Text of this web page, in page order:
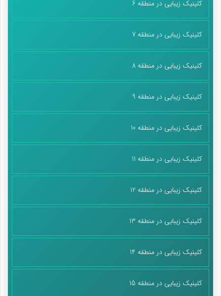
کلینیک زیبایی در منطقه 6
کلینیک زیبایی در منطقه 7
کلینیک زیبایی در منطقه 8
کلینیک زیبایی در منطقه 9
کلینیک زیبایی در منطقه 10
کلینیک زیبایی در منطقه 11
کلینیک زیبایی در منطقه 12
کلینیک زیبایی در منطقه 13
کلینیک زیبایی در منطقه 14
کلینیک زیبایی در منطقه 15